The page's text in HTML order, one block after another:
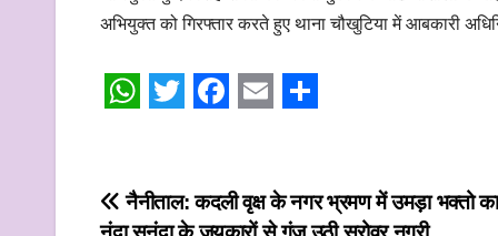
अभियुक्त को गिरफ्तार करते हुए थाना चौखुटिया में आबकारी
a
i
c
a
a
Post
नैनीताल: कदली वृक्ष के नगर भ्रमण में उमड़ा भक्तो